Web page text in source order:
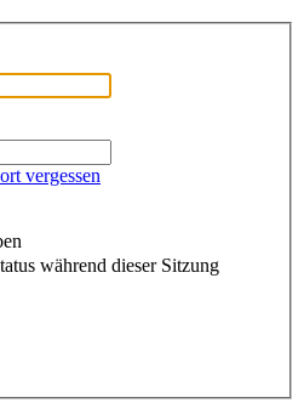
vergessen
während dieser Sitzung